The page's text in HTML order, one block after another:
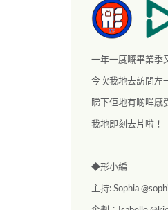
一年一度嘅畢業季
今次我地去訪問左
睇下佢地有啲咩感
我地即刻去片啦！
◆形小編
主持: Sophia